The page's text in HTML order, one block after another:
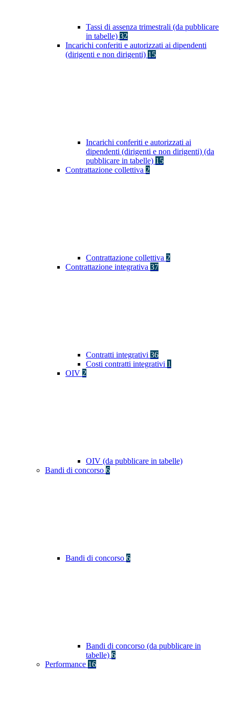
Tassi di assenza trimestrali (da pubblicare
in tabelle) 32
Incarichi conferiti e autorizzati ai dipendenti
(dirigenti e non dirigenti) 15
Incarichi conferiti e autorizzati ai
dipendenti (dirigenti e non dirigenti) (da
pubblicare in tabelle) 15
Contrattazione collettiva 2
Contrattazione collettiva 2
Contrattazione integrativa 37
Contratti integrativi 36
Costi contratti integrativi 1
OIV 2
OIV (da pubblicare in tabelle)
Bandi di concorso 6
Bandi di concorso 6
Bandi di concorso (da pubblicare in
tabelle) 6
Performance 16